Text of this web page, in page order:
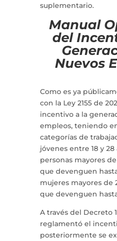
suplementario.
Manual
del
Nuevos
Como es ya
con la Ley 2155 de
incentivo a la
empleos, teniendo
categorías de
jóvenes entre 18 y
personas mayores
que devenguen
mujeres mayores de
que devenguen
A través del Decreto
reglamentó el
posteriormente se